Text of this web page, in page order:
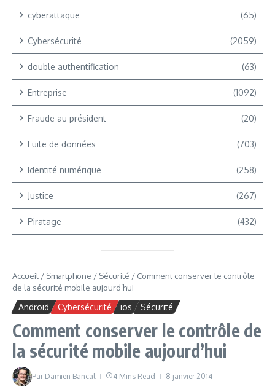
cyberattaque (65)
Cybersécurité (2059)
double authentification (63)
Entreprise (1092)
Fraude au président (20)
Fuite de données (703)
Identité numérique (258)
Justice (267)
Piratage (432)
Accueil / Smartphone / Sécurité / Comment conserver le contrôle
de la sécurité mobile aujourd’hui
Android Cybersécurité ios Sécurité
Comment conserver le contrôle de
la sécurité mobile aujourd’hui
Par Damien Bancal 4 Mins Read 8 janvier 2014